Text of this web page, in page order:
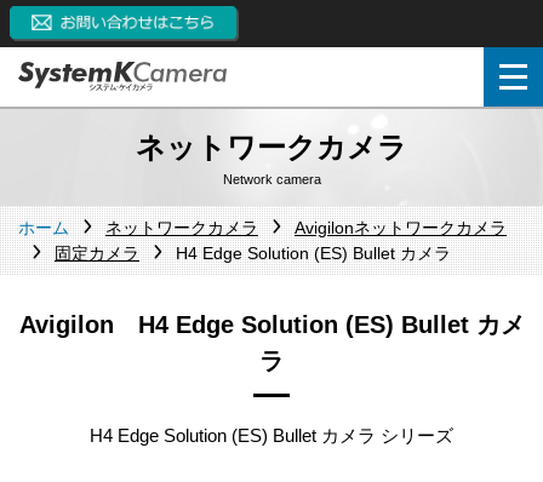
ネットワークカメラ
Network camera
ホーム ネットワークカメラ
Avigilonネットワークカメラ
固定カメラ
H4 Edge Solution (ES) Bullet カメラ
Avigilon H4 Edge Solution (ES) Bullet カメ
ラ
H4 Edge Solution (ES) Bullet カメラ シリーズ